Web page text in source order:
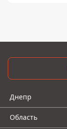
Днепр
Область